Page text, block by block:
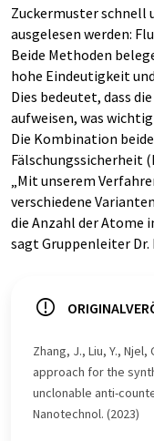
Zuckermuster schnell
ausgelesen werden:
Beide Methoden
hohe Eindeutigkeit
Dies bedeutet, dass
aufweisen, was
Die Kombination
Fälschungssicherheit
„Mit unserem
verschiedene
die Anzahl der Atome
sagt Gruppenleiter Dr.
Zhang, J., Liu, Y.,
approach for the
unclonable anti-
Nanotechnol. (2023)